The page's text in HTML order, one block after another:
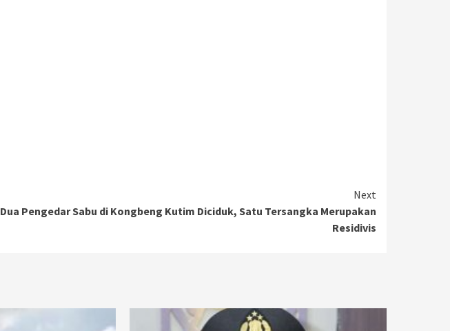
Next
Dua Pengedar Sabu di Kongbeng Kutim Diciduk, Satu Tersangka Merupakan
Residivis